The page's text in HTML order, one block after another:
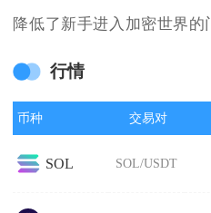
降低了新手进入加密世界的
行情
币种 交易对
SOL SOL/USDT